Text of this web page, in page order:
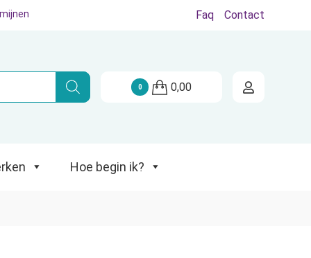
Hoe begin ik?
Faq Contact
0 0,00
Hoe begin ik?